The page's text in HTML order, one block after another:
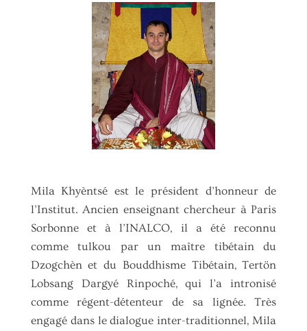
Mila Khyèntsé est le président d’honneur de
l’Institut. Ancien enseignant chercheur à Paris
Sorbonne et à l’INALCO, il a été reconnu
comme tulkou par un maître tibétain du
Dzogchèn et du Bouddhisme Tibétain, Tertön
Lobsang Dargyé Rinpoché, qui l’a intronisé
comme régent-détenteur de sa lignée. Très
engagé dans le dialogue inter-traditionnel, Mila